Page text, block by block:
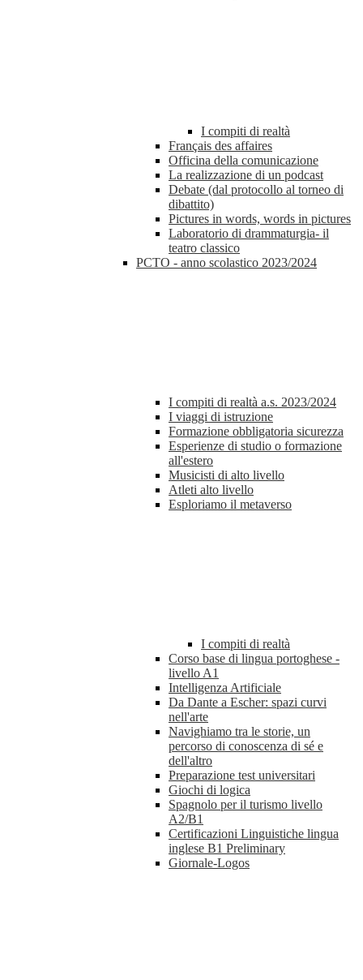
I compiti di realtà
Français des affaires
Officina della comunicazione
La realizzazione di un podcast
Debate (dal protocollo al torneo di
dibattito)
Pictures in words, words in pictures
Laboratorio di drammaturgia- il
teatro classico
PCTO - anno scolastico 2023/2024
I compiti di realtà a.s. 2023/2024
I viaggi di istruzione
Formazione obbligatoria sicurezza
Esperienze di studio o formazione
all'estero
Musicisti di alto livello
Atleti alto livello
Esploriamo il metaverso
I compiti di realtà
Corso base di lingua portoghese -
livello A1
Intelligenza Artificiale
Da Dante a Escher: spazi curvi
nell'arte
Navighiamo tra le storie, un
percorso di conoscenza di sé e
dell'altro
Preparazione test universitari
Giochi di logica
Spagnolo per il turismo livello
A2/B1
Certificazioni Linguistiche lingua
inglese B1 Preliminary
Giornale-Logos